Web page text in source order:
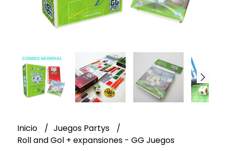
Inicio
Juegos Partys
Roll and Gol + expansiones - GG Juegos